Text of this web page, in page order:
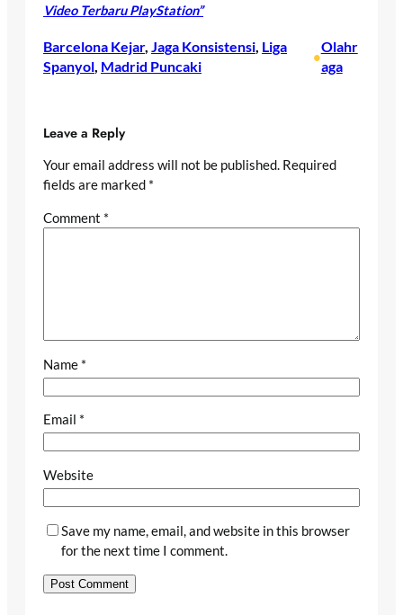
Video Terbaru PlayStation”
Barcelona Kejar, Jaga Konsistensi, Liga
Spanyol, Madrid Puncaki
•
Olahr
aga
Leave a Reply
Your email address will not be published. Required
fields are marked *
Comment *
Name *
Email *
Website
Save my name, email, and website in this browser
for the next time I comment.